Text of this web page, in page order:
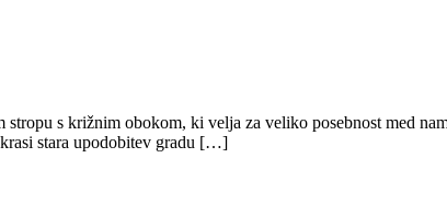
s križnim obokom, ki velja za veliko posebnost med
krasi stara upodobitev gradu […]